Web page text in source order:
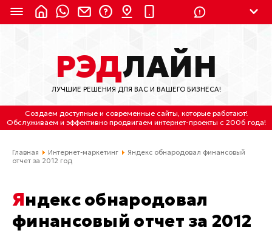
8 (800) 550-9899 (с 2:30 до 11:30 по
Мск)
Бесплатно по России
(4212) 658-653
(4212) 637-673
Отдельный вход \ Левый торец здания
Пн-пт. с 9:30 до 18:30 (по Хбк)
РЭДЛАЙН
ЛУЧШИЕ РЕШЕНИЯ ДЛЯ ВАС И ВАШЕГО БИЗНЕСА!
Создаем доступные и современные сайты, которые работают!
Обслуживаем и эффективно продвигаем интернет-проекты с 2006 года!
Главная Интернет-маркетинг
Яндекс обнародовал финансовый
отчет за 2012 год
Яндекс обнародовал
финансовый отчет за 2012